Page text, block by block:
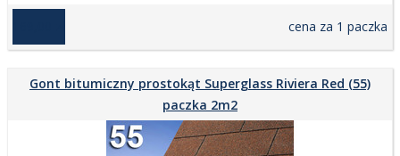
cena za 1 paczka
Gont bitumiczny prostokąt Superglass Riviera Red (55)
paczka 2m2